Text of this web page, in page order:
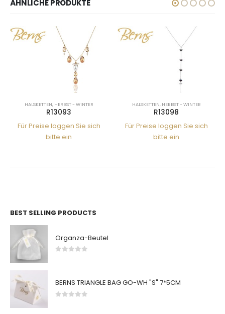
ÄHNLICHE PRODUKTE
HALSKETTEN, HERBST - WINTER
R13093
Für Preise loggen Sie sich
bitte ein
HALSKETTEN, HERBST - WINTER
R13098
Für Preise loggen Sie sich
bitte ein
BEST SELLING PRODUCTS
Organza-Beutel
BERNS TRIANGLE BAG GO-WH "S" 7*5CM